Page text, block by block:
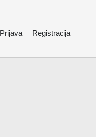
Prijava Registracija